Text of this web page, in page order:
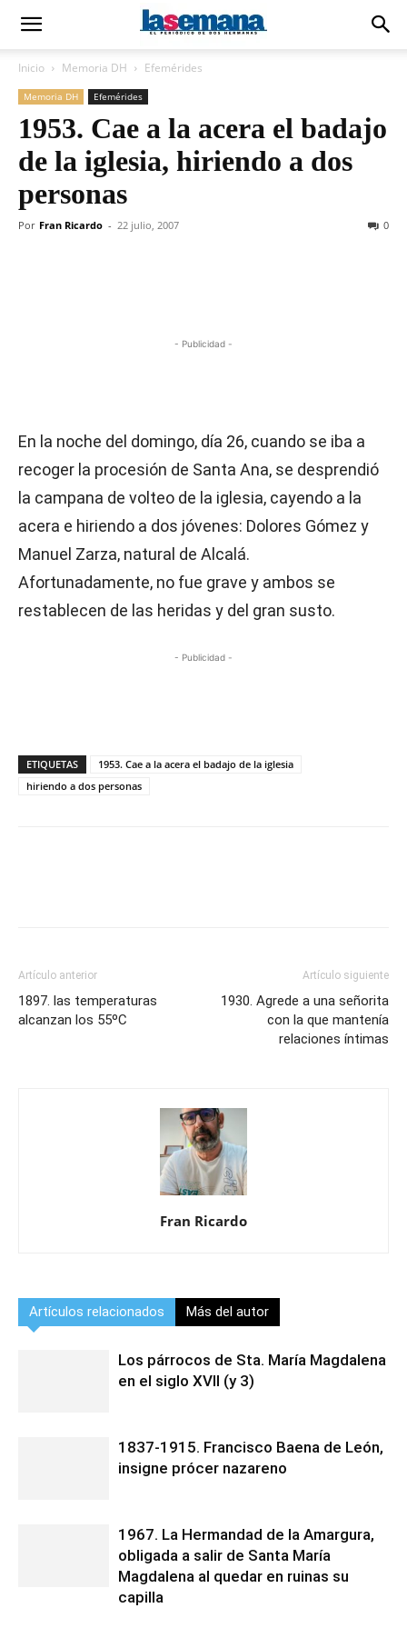
Inicio Memoria DH Efemérides
Memoria DH Efemérides
1953. Cae a la acera el badajo
de la iglesia, hiriendo a dos
personas
Por Fran Ricardo - 22 julio, 2007 0
- Publicidad -
En la noche del domingo, día 26, cuando se iba a
recoger la procesión de Santa Ana, se desprendió
la campana de volteo de la iglesia, cayendo a la
acera e hiriendo a dos jóvenes: Dolores Gómez y
Manuel Zarza, natural de Alcalá.
Afortunadamente, no fue grave y ambos se
restablecen de las heridas y del gran susto.
- Publicidad -
ETIQUETAS
1953. Cae a la acera el badajo de la iglesia
hiriendo a dos personas
Artículo anterior
1897. las temperaturas
alcanzan los 55ºC
Artículo siguiente
1930. Agrede a una señorita
con la que mantenía
relaciones íntimas
Fran Ricardo
Artículos relacionados Más del autor
Los párrocos de Sta. María Magdalena
en el siglo XVII (y 3)
1837-1915. Francisco Baena de León,
insigne prócer nazareno
1967. La Hermandad de la Amargura,
obligada a salir de Santa María
Magdalena al quedar en ruinas su
capilla